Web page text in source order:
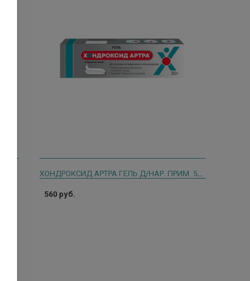
ХОНДРОКСИД АРТРА ГЕЛЬ Д/НАР. ПРИМ. 5% ТУБА 30Г
560 руб.